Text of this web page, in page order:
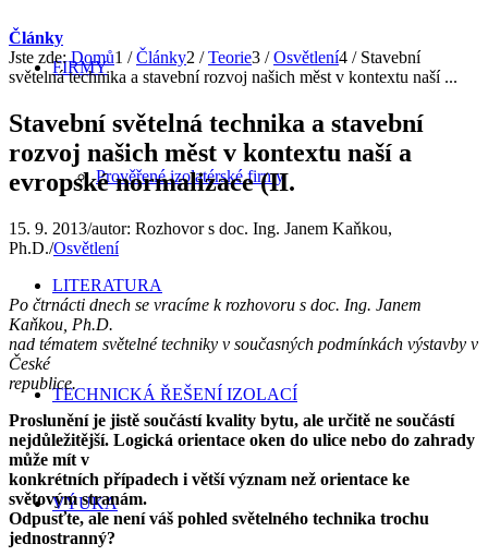
FIRMY
Prověřené izolatérské firmy
LITERATURA
TECHNICKÁ ŘEŠENÍ IZOLACÍ
VÝUKA
Články
Jste zde: Domů1 / Články2 / Teorie3 / Osvětlení4 / Stavební
světelná technika a stavební rozvoj našich měst v kontextu naší ...
Stavební světelná technika a stavební
rozvoj našich měst v kontextu naší a
evropské normalizace (II.
15. 9. 2013/autor: Rozhovor s doc. Ing. Janem Kaňkou,
Ph.D./Osvětlení
Po čtrnácti dnech se vracíme k rozhovoru s doc. Ing. Janem
Kaňkou, Ph.D.
nad tématem světelné techniky v současných podmínkách výstavby v
České
republice.
Proslunění je jistě součástí kvality bytu, ale určitě ne součástí
nejdůležitější. Logická orientace oken do ulice nebo do zahrady
může mít v
konkrétních případech i větší význam než orientace ke
světovým stranám.
Odpusťte, ale není váš pohled světelného technika trochu
jednostranný?